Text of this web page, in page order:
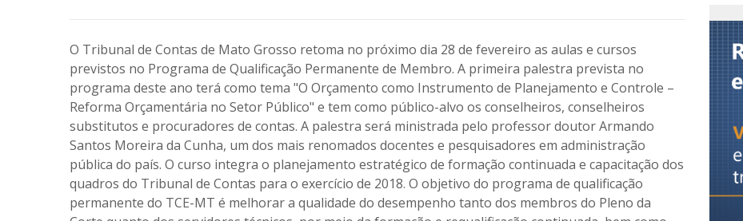
O Tribunal de Contas de Mato Grosso retoma no próximo dia 28 de fevereiro as aulas e cursos
previstos no Programa de Qualificação Permanente de Membro. A primeira palestra prevista no
programa deste ano terá como tema "O Orçamento como Instrumento de Planejamento e Controle –
Reforma Orçamentária no Setor Público" e tem como público-alvo os conselheiros, conselheiros
substitutos e procuradores de contas. A palestra será ministrada pelo professor doutor Armando
Santos Moreira da Cunha, um dos mais renomados docentes e pesquisadores em administração
pública do país. O curso integra o planejamento estratégico de formação continuada e capacitação dos
quadros do Tribunal de Contas para o exercício de 2018. O objetivo do programa de qualificação
permanente do TCE-MT é melhorar a qualidade do desempenho tanto dos membros do Pleno da